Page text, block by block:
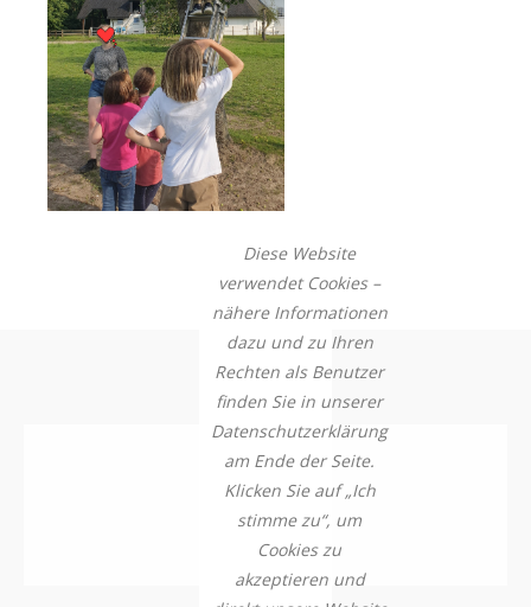
Diese Website
verwendet Cookies –
nähere Informationen
dazu und zu Ihren
Rechten als Benutzer
finden Sie in unserer
Datenschutzerklärung
am Ende der Seite.
Klicken Sie auf „Ich
stimme zu“, um
Cookies zu
akzeptieren und